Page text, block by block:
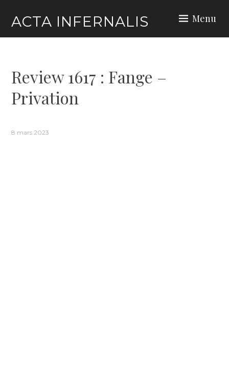
content
ACTA INFERNALIS Menu
Review 1617 : Fange –
Privation
8 mars 2023